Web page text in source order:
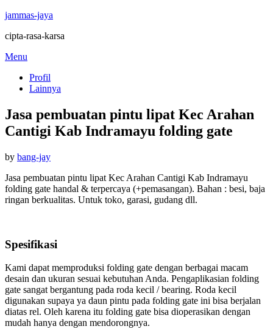
jammas-jaya
cipta-rasa-karsa
Skip
content
Menu
Profil
Lainnya
Jasa pembuatan pintu lipat Kec Arahan
Cantigi Kab Indramayu folding gate
by bang-jayPosted
Jasa pembuatan pintu lipat Kec Arahan Cantigi Kab Indramayu
folding gate handal & terpercaya (+pemasangan). Bahan : besi, baja
ringan berkualitas. Untuk toko, garasi, gudang dll.
Spesifikasi
Kami dapat memproduksi folding gate dengan berbagai macam
desain dan ukuran sesuai kebutuhan Anda. Pengaplikasian folding
gate sangat bergantung pada roda kecil / bearing. Roda kecil
digunakan supaya ya daun pintu pada folding gate ini bisa berjalan
diatas rel. Oleh karena itu folding gate bisa dioperasikan dengan
mudah hanya dengan mendorongnya.